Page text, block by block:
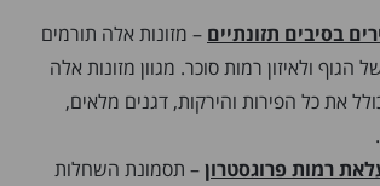
בסיבים תזונתיים – מזונות אלה תורמים
הגוף ולאיזון רמות סוכר. מגוון מזונות אלה
את כל הפירות והירקות, דגנים מלאים,
רמות פרוגסטרון– תסמונת השחלות